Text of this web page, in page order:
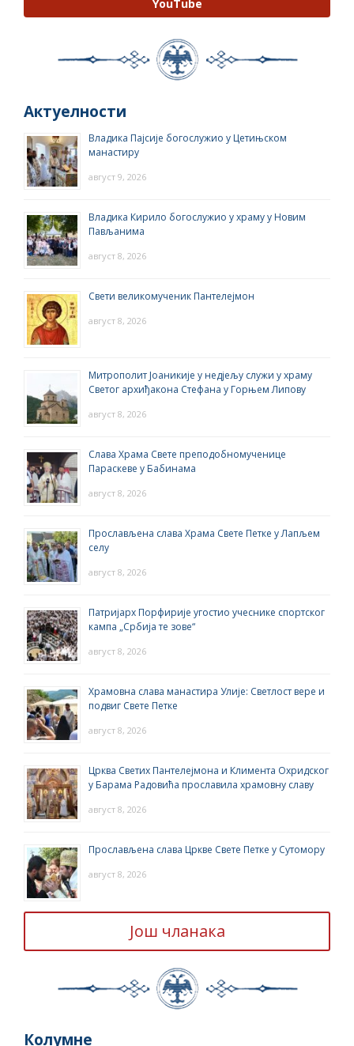
YouTube
Актуелности
Владика Пајсије богослужио у Цетињском
манастиру
август 9, 2026
Владика Кирило богослужио у храму у Новим
Пављанима
август 8, 2026
Свети великомученик Пантелејмон
август 8, 2026
Митрополит Јоаникије у недјељу служи у храму
Светог архиђакона Стефана у Горњем Липову
август 8, 2026
Слава Храма Свете преподобномученице
Параскеве у Бабинама
август 8, 2026
Прослављена слава Храма Свете Петке у Лапљем
селу
август 8, 2026
Патријарх Порфирије угостио учеснике спортског
кампа „Србија те зове“
август 8, 2026
Храмовна слава манастира Улије: Светлост вере и
подвиг Свете Петке
август 8, 2026
Црква Светих Пантелејмона и Климента Охридског
у Барама Радовића прославила храмовну славу
август 8, 2026
Прослављена слава Цркве Свете Петке у Сутомору
август 8, 2026
Још чланака
Колумне